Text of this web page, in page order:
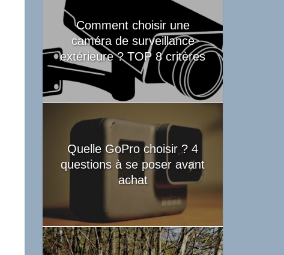
Comment choisir une
caméra de surveillance
extérieure ? TOP 8 critères
Quelle GoPro choisir ? 4
questions à se poser avant
achat